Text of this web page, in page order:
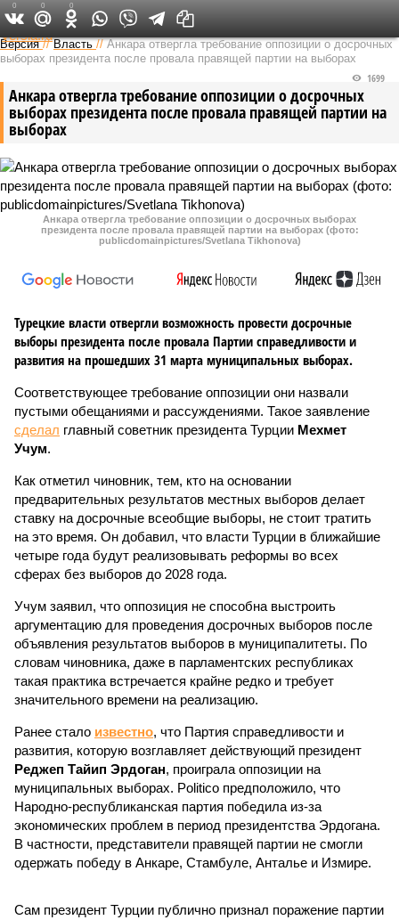
Федеральный выпуск
Версия //Власть //Анкара отвергла требование оппозиции о досрочных
выборах президента после провала правящей партии на выборах
Анкара отвергла требование оппозиции о досрочных
выборах президента после провала правящей партии на
выборах
1699
Анкара отвергла требование оппозиции о досрочных выборах
президента после провала правящей партии на выборах (фото:
publicdomainpictures/Svetlana Tikhonova)
Турецкие власти отвергли возможность провести досрочные
выборы президента после провала Партии справедливости и
развития на прошедших 31 марта муниципальных выборах.
Соответствующее требование оппозиции они назвали
пустыми обещаниями и рассуждениями. Такое заявление
сделал главный советник президента Турции Мехмет
Учум.
Как отметил чиновник, тем, кто на основании
предварительных результатов местных выборов делает
ставку на досрочные всеобщие выборы, не стоит тратить
на это время. Он добавил, что власти Турции в ближайшие
четыре года будут реализовывать реформы во всех
сферах без выборов до 2028 года.
Учум заявил, что оппозиция не способна выстроить
аргументацию для проведения досрочных выборов после
объявления результатов выборов в муниципалитеты. По
словам чиновника, даже в парламентских республиках
такая практика встречается крайне редко и требует
значительного времени на реализацию.
Ранее стало известно, что Партия справедливости и
развития, которую возглавляет действующий президент
Реджеп Тайип Эрдоган, проиграла оппозиции на
муниципальных выборах. Politico предположило, что
Народно-республиканская партия победила из-за
экономических проблем в период президентства Эрдогана.
В частности, представители правящей партии не смогли
одержать победу в Анкаре, Стамбуле, Анталье и Измире.
Сам президент Турции публично признал поражение партии
0 0 0